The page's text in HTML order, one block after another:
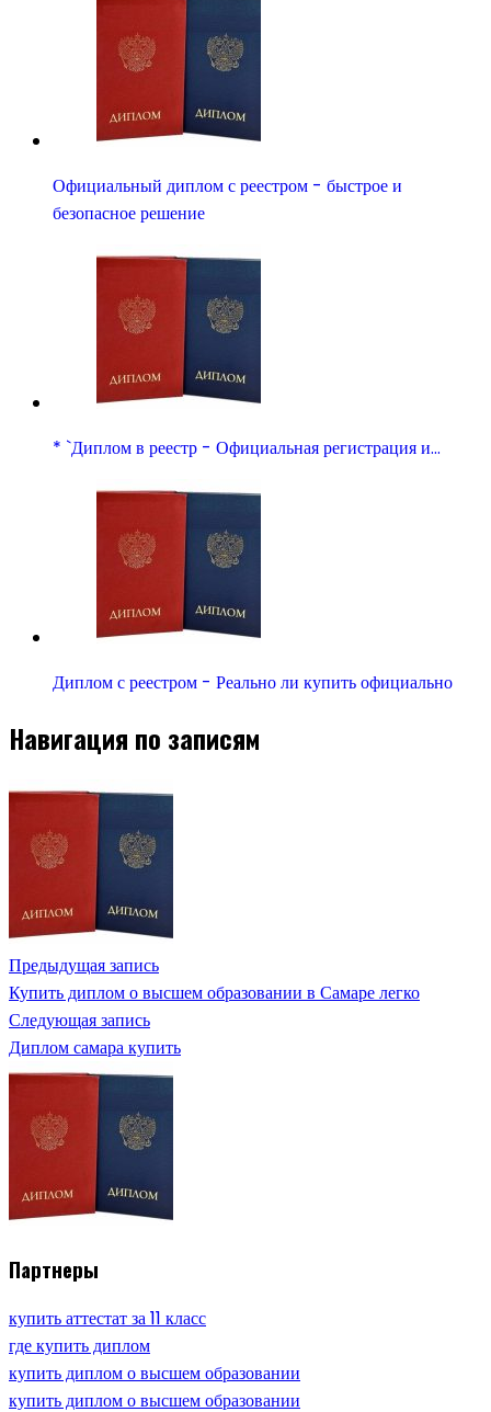
Официальный диплом с реестром - быстрое и
безопасное решение
* `Диплом в реестр - Официальная регистрация и…
Диплом с реестром - Реально ли купить официально
Навигация по записям
Предыдущая запись
Купить диплом о высшем образовании в Самаре легко
Следующая запись
Диплом самара купить
Партнеры
купить аттестат за 11 класс
где купить диплом
купить диплом о высшем образовании
купить диплом о высшем образовании